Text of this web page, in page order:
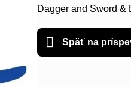
Dagger and Sword &
Späť na